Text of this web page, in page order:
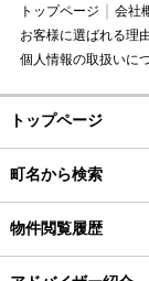
トップページ 会社
お客様に選ばれる理
個人情報の取扱いに
トップページ
町名から検索
物件閲覧履歴